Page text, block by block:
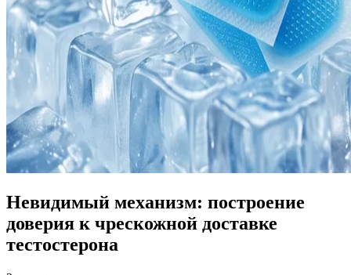
Невидимый механизм: построение
доверия к чрескожной доставке
тестостерона